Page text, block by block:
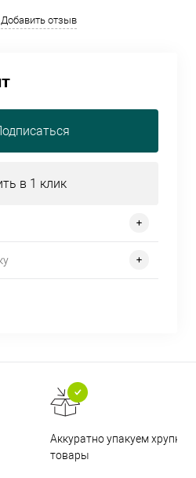
Добавить отзыв
в 1 клик
Аккуратно упакуем хрупкие
товары